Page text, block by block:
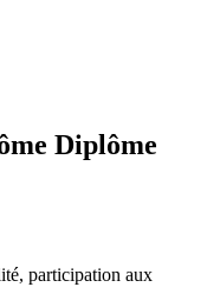
Diplôme
participation aux